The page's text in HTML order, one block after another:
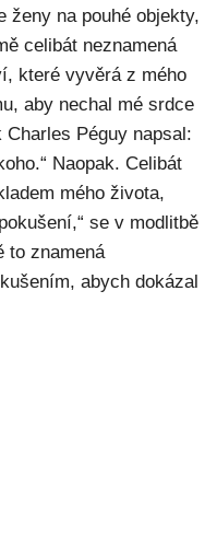
ženy na pouhé objekty,
celibát neznamená
které vyvěrá z mého
aby nechal mé srdce
Péguy napsal:
Naopak. Celibát
mého života,
se v modlitbě
to znamená
abych dokázal